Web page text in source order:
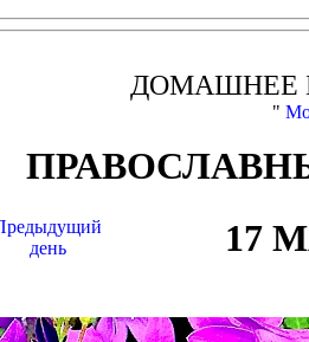
ДОМАШНЕЕ
"
день
17